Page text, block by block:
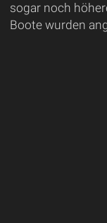
sogar noch
Boote wurden